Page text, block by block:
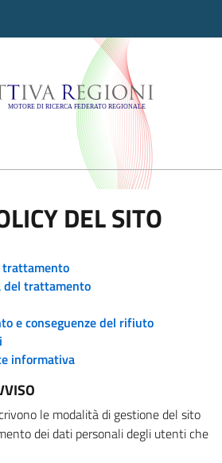
Regioni -
DEL SITO
trattamento
del trattamento
e conseguenze del rifiuto
informativa
le modalità di gestione del sito
dei dati personali degli utenti che